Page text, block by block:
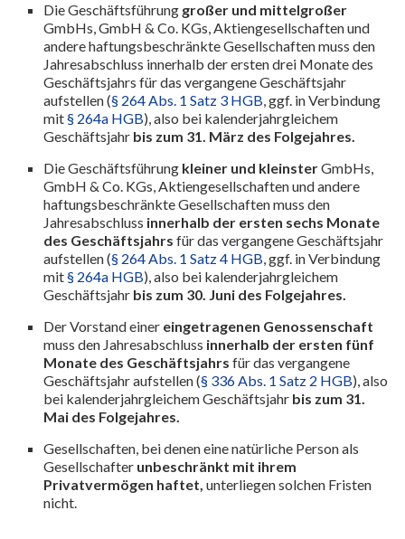
Die Geschäftsführung großer und mittelgroßer
GmbHs, GmbH & Co. KGs, Aktiengesellschaften und
andere haftungsbeschränkte Gesellschaften muss den
Jahresabschluss innerhalb der ersten drei Monate des
Geschäftsjahrs für das vergangene Geschäftsjahr
aufstellen (§ 264 Abs. 1 Satz 3 HGB, ggf. in Verbindung
mit§ 264a HGB), also bei kalenderjahrgleichem
Geschäftsjahr bis zum 31. März des Folgejahres.
Die Geschäftsführung kleiner und kleinsterGmbHs,
GmbH & Co. KGs, Aktiengesellschaften und andere
haftungsbeschränkte Gesellschaften muss den
Jahresabschluss innerhalb der ersten sechs Monate
des Geschäftsjahrs für das vergangene Geschäftsjahr
aufstellen (§ 264 Abs. 1 Satz 4 HGB, ggf. in Verbindung
mit§ 264a HGB), also bei kalenderjahrgleichem
Geschäftsjahr bis zum 30. Juni des Folgejahres.
Der Vorstand einer eingetragenen Genossenschaft
muss den Jahresabschluss innerhalb der ersten fünf
Monate des Geschäftsjahrs für das vergangene
Geschäftsjahr aufstellen (§ 336 Abs. 1 Satz 2 HGB), also
bei kalenderjahrgleichem Geschäftsjahr bis zum 31.
Mai des Folgejahres.
Gesellschaften, bei denen eine natürliche Person als
Gesellschafter unbeschränkt mit ihrem
Privatvermögen haftet, unterliegen solchen Fristen
nicht.